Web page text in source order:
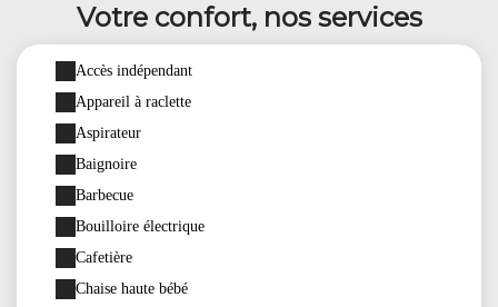
Votre confort, nos services
Accès indépendant
Appareil à raclette
Aspirateur
Baignoire
Barbecue
Bouilloire électrique
Cafetière
Chaise haute bébé